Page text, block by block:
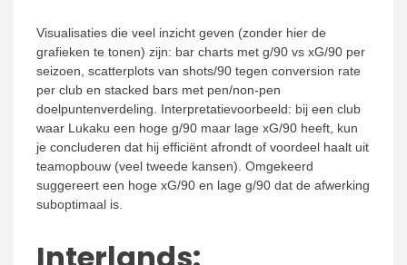
Visualisaties die veel inzicht geven (zonder hier de
grafieken te tonen) zijn: bar charts met g/90 vs xG/90 per
seizoen, scatterplots van shots/90 tegen conversion rate
per club en stacked bars met pen/non-pen
doelpuntenverdeling. Interpretatievoorbeeld: bij een club
waar Lukaku een hoge g/90 maar lage xG/90 heeft, kun
je concluderen dat hij efficiënt afrondt of voordeel haalt uit
teamopbouw (veel tweede kansen). Omgekeerd
suggereert een hoge xG/90 en lage g/90 dat de afwerking
suboptimaal is.